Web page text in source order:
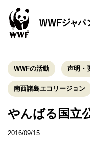
WWFの活動 声明・
南西諸島エコリージョン
やんばる国立
2016/09/15